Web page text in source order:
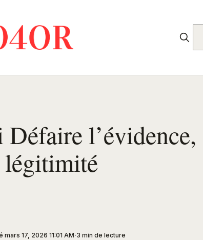
l’évidence,
mars 17, 2026 11:01 AM 3 min de lecture